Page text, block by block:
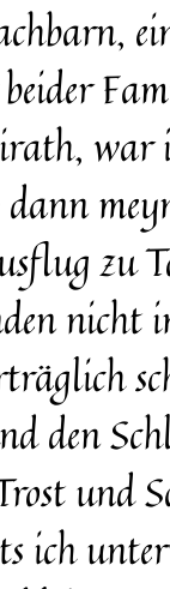
war
zu
nicht
den
ich